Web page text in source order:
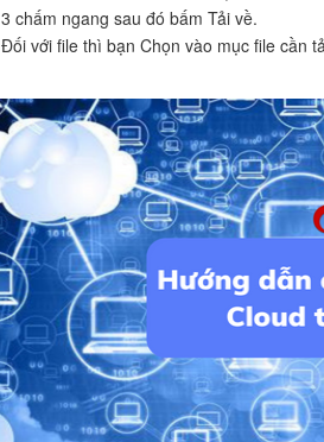
3 chấm ngang sau đó bấm Tải về.
Đối với file thì bạn Chọn vào mục file cần